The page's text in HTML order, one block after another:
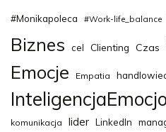
#Monikapoleca #Work-life_balance
Biznes cel Clienting Czas
Emocje Empatia
komunikacja lider LinkedIn